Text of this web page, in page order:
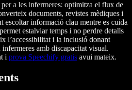
a les infermeres: optimitza el flux de
documents, revistes mèdiques i
escoltar informació clau mentre es cuida
estalviar temps i no perdre detalls
l’accessibilitat i la inclusió donant
infermeres amb discapacitat visual.
i prova Speechify gratis avui mateix.